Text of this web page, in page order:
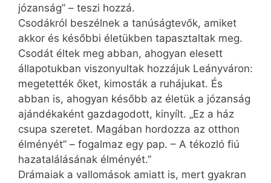
józanság” – teszi hozzá.
Csodákról beszélnek a tanúságtevők, amiket
akkor és későbbi életükben tapasztaltak meg.
Csodát éltek meg abban, ahogyan elesett
állapotukban viszonyultak hozzájuk Leányváron:
megetették őket, kimosták a ruhájukat. És
abban is, ahogyan később az életük a józanság
ajándékaként gazdagodott, kinyílt. „Ez a ház
csupa szeretet. Magában hordozza az otthon
élményét” – fogalmaz egy pap. – A tékozló fiú
hazatalálásának élményét.”
Drámaiak a vallomások amiatt is, mert gyakran